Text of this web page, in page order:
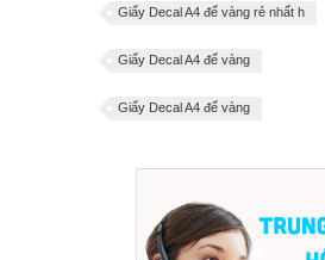
Giấy Decal A4 đế vàng rẻ nhất h
Giấy Decal A4 đế vàng
Giấy Decal A4 đế vàng